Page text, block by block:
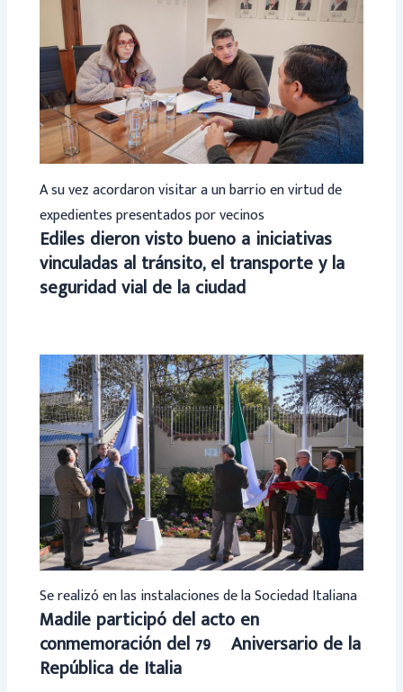
A su vez acordaron visitar a un barrio en virtud de
expedientes presentados por vecinos
Ediles dieron visto bueno a iniciativas
vinculadas al tránsito, el transporte y la
seguridad vial de la ciudad
Se realizó en las instalaciones de la Sociedad Italiana
Madile participó del acto en
conmemoración del 79º Aniversario de la
República de Italia